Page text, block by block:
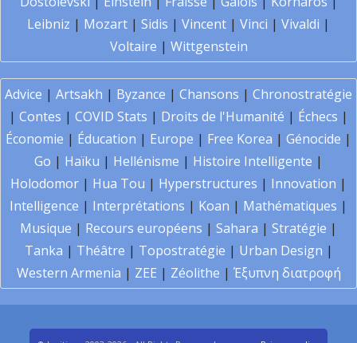
Leibniz | Mozart | Sidis | Vincent | Vinci | Vivaldi |
Voltaire | Wittgenstein
Advice | Artsakh | Byzance | Chansons | Chronostratégie
| Contes | COVID Stats | Droits de l'Humanité | Échecs |
Économie | Éducation | Europe | Free Korea | Génocide |
Go | Haïku | Hellénisme | Histoire Intelligente |
Holodomor | Hua Tou | Hyperstructures | Innovation |
Intelligence | Interprétations | Koan | Mathématiques |
Musique | Recours européens | Sahara | Stratégie |
Tanka | Théâtre | Topostratégie | Urban Design |
Western Armenia | ZEE | Zéolithe | Έξυπνη διατροφή